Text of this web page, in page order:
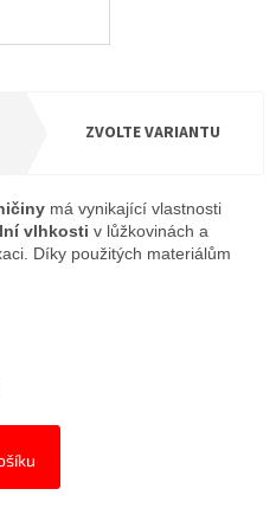
ZVOLTE VARIANTU
má vynikající vlastnosti
vlhkosti v lůžkovinách a
Díky použitých materiálům